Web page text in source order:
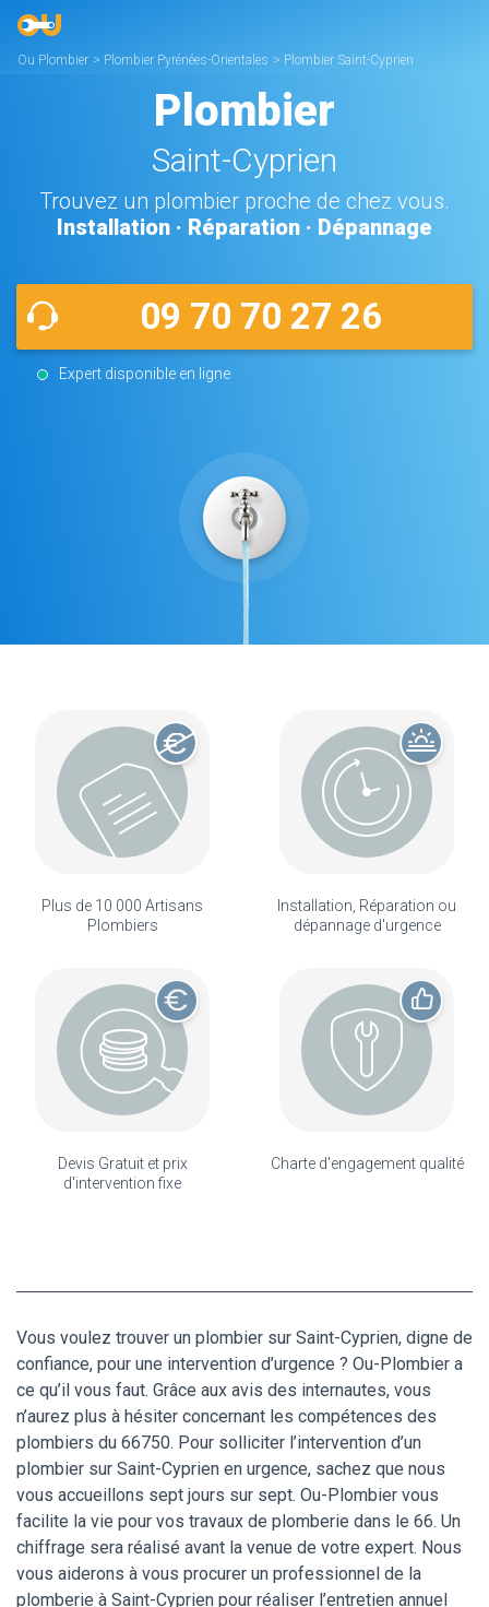
Ou Plombier > Plombier Pyrénées-Orientales > Plombier Saint-Cyprien
Plombier
Saint-Cyprien
Trouvez un plombier proche de chez vous.
Installation · Réparation · Dépannage
09 70 70 27 26
Expert disponible en ligne
Plus de 10 000 Artisans
Plombiers
Installation, Réparation ou
dépannage d'urgence
Devis Gratuit et prix
d'intervention fixe
Charte d'engagement qualité
Vous voulez trouver un plombier sur Saint-Cyprien, digne de
confiance, pour une intervention d’urgence ? Ou-Plombier a
ce qu’il vous faut. Grâce aux avis des internautes, vous
n’aurez plus à hésiter concernant les compétences des
plombiers du 66750. Pour solliciter l’intervention d’un
plombier sur Saint-Cyprien en urgence, sachez que nous
vous accueillons sept jours sur sept. Ou-Plombier vous
facilite la vie pour vos travaux de plomberie dans le 66. Un
chiffrage sera réalisé avant la venue de votre expert. Nous
vous aiderons à vous procurer un professionnel de la
plomberie à Saint-Cyprien pour réaliser l’entretien annuel